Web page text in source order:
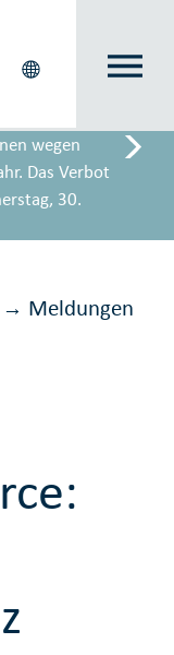
wegen
Das Verbot
30.
→ Meldungen